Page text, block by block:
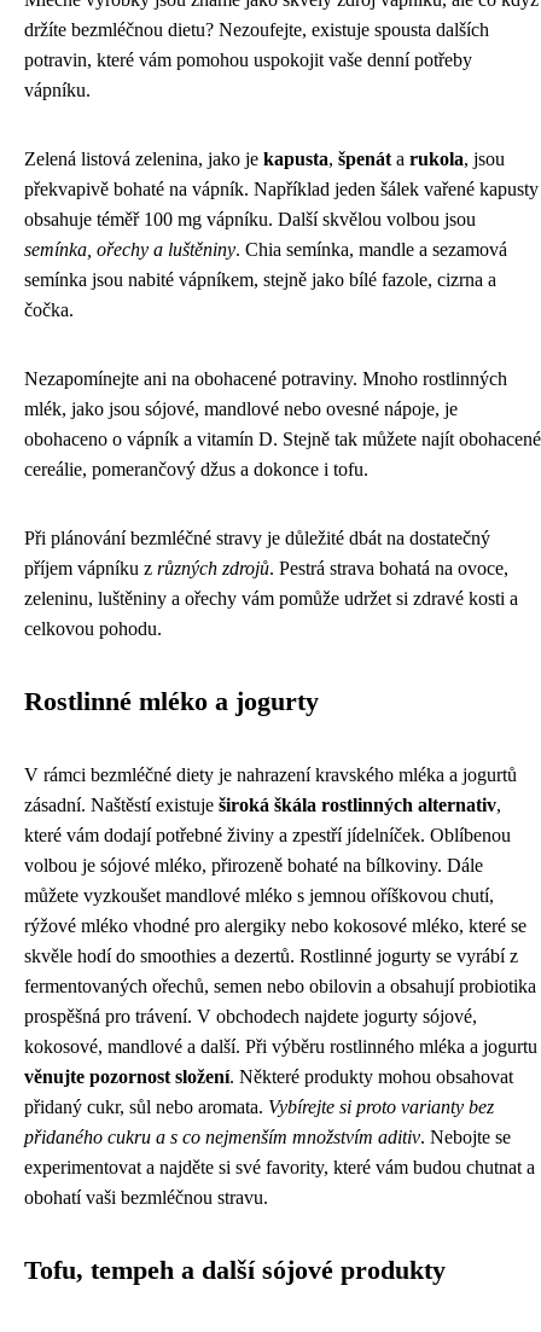
držíte bezmléčnou dietu? Nezoufejte, existuje spousta dalších
potravin, které vám pomohou uspokojit vaše denní potřeby
vápníku.
Zelená listová zelenina, jako je kapusta, špenát a rukola, jsou
překvapivě bohaté na vápník. Například jeden šálek vařené kapusty
obsahuje téměř 100 mg vápníku. Další skvělou volbou jsou
semínka, ořechy a luštěniny. Chia semínka, mandle a sezamová
semínka jsou nabité vápníkem, stejně jako bílé fazole, cizrna a
čočka.
Nezapomínejte ani na obohacené potraviny. Mnoho rostlinných
mlék, jako jsou sójové, mandlové nebo ovesné nápoje, je
obohaceno o vápník a vitamín D. Stejně tak můžete najít obohacené
cereálie, pomerančový džus a dokonce i tofu.
Při plánování bezmléčné stravy je důležité dbát na dostatečný
příjem vápníku z různých zdrojů. Pestrá strava bohatá na ovoce,
zeleninu, luštěniny a ořechy vám pomůže udržet si zdravé kosti a
celkovou pohodu.
Rostlinné mléko a jogurty
V rámci bezmléčné diety je nahrazení kravského mléka a jogurtů
zásadní. Naštěstí existuje široká škála rostlinných alternativ,
které vám dodají potřebné živiny a zpestří jídelníček. Oblíbenou
volbou je sójové mléko, přirozeně bohaté na bílkoviny. Dále
můžete vyzkoušet mandlové mléko s jemnou oříškovou chutí,
rýžové mléko vhodné pro alergiky nebo kokosové mléko, které se
skvěle hodí do smoothies a dezertů. Rostlinné jogurty se vyrábí z
fermentovaných ořechů, semen nebo obilovin a obsahují probiotika
prospěšná pro trávení. V obchodech najdete jogurty sójové,
kokosové, mandlové a další. Při výběru rostlinného mléka a jogurtu
věnujte pozornost složení. Některé produkty mohou obsahovat
přidaný cukr, sůl nebo aromata. Vybírejte si proto varianty bez
přidaného cukru a s co nejmenším množstvím aditiv. Nebojte se
experimentovat a najděte si své favority, které vám budou chutnat a
obohatí vaši bezmléčnou stravu.
Tofu, tempeh a další sójové produkty